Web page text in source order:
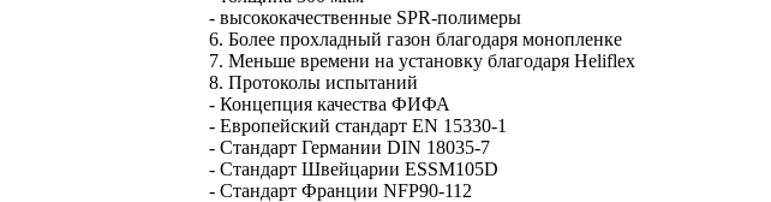
- высококачественные SPR-полимеры
6. Более прохладный газон благодаря монопленке
7. Меньше времени на установку благодаря Heliflex
8. Протоколы испытаний
- Концепция качества ФИФА
- Европейский стандарт EN 15330-1
- Стандарт Германии DIN 18035-7
- Стандарт Швейцарии ESSM105D
- Стандарт Франции NFP90-112